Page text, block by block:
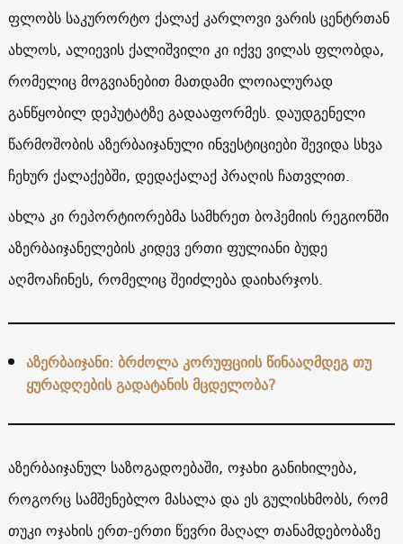
ფლობს საკურორტო ქალაქ კარლოვი ვარის ცენტრთან
ახლოს, ალიევის ქალიშვილი კი იქვე ვილას ფლობდა,
რომელიც მოგვიანებით მათდამი ლოიალურად
განწყობილ დეპუტატზე გადააფორმეს. დაუდგენელი
წარმოშობის აზერბაიჯანული ინვესტიციები შევიდა სხვა
ჩეხურ ქალაქებში, დედაქალაქ პრაღის ჩათვლით.
ახლა კი რეპორტიორებმა სამხრეთ ბოჰემიის რეგიონში
აზერბაიჯანელების კიდევ ერთი ფულიანი ბუდე
აღმოაჩინეს, რომელიც შეიძლება დაიხარჯოს.
აზერბაიჯანი: ბრძოლა კორუფციის წინააღმდეგ თუ
ყურადღების გადატანის მცდელობა?
აზერბაიჯანულ საზოგადოებაში, ოჯახი განიხილება,
როგორც სამშენებლო მასალა და ეს გულისხმობს, რომ
თუკი ოჯახის ერთ-ერთი წევრი მაღალ თანამდებობაზე